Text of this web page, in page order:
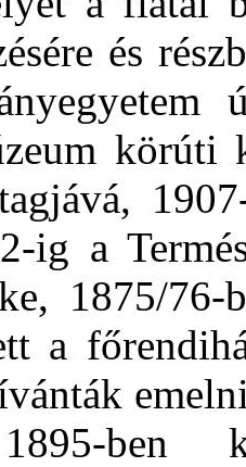
és
körúti
ig a
1875/76-
a
ben